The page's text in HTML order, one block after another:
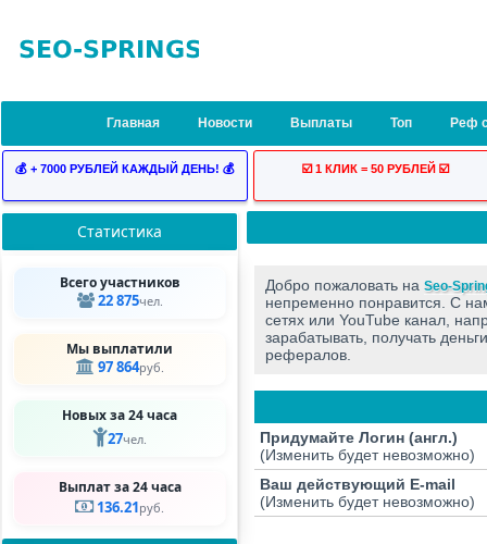
Главная Новости Выплаты Топ Реф
💰 + 7000 РУБЛЕЙ КАЖДЫЙ ДЕНЬ! 💰 ☑️ 1 КЛИК = 50 РУБЛЕЙ ☑️
Статистика
Всего участников
22 875чел.
Мы выплатили
97 864руб.
Новых за 24 часа
27чел.
Выплат за 24 часа
136.21руб.
Добро пожаловать на Seo-
непременно понравится. C
сетях или YouTube канал,
зарабатывать, получать
рефералов.
Придумайте Логин (англ.)
(Изменить будет невозможно)
Ваш действующий E-mail
(Изменить будет невозможно)